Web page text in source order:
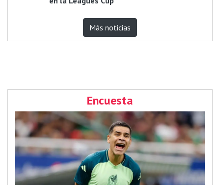
Más noticias
Encuesta